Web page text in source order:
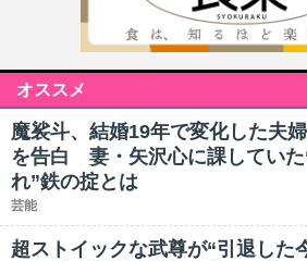
オススメ
魔裟斗、結婚19年で変化した夫
を告白 妻・矢沢心に課してい
れ”鉄の掟とは
芸能
超ストイックな武尊が“引退した